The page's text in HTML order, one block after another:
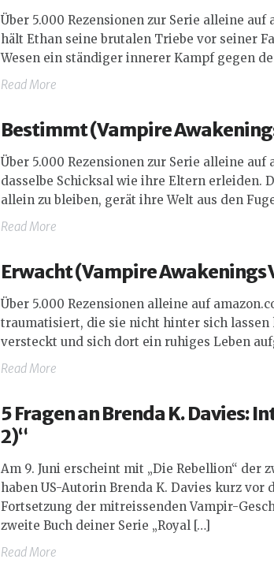
Über 5.000 Rezensionen zur Serie alleine
hält Ethan seine brutalen Triebe vor seiner
Wesen ein ständiger innerer Kampf gegen
Read More
Bestimmt (Vampire
Über 5.000 Rezensionen zur Serie alleine
dasselbe Schicksal wie ihre Eltern erleiden.
allein zu bleiben, gerät ihre Welt aus den
Read More
Erwacht (Vampire Awakenings
Über 5.000 Rezensionen alleine auf
traumatisiert, die sie nicht hinter sich lassen
versteckt und sich dort ein ruhiges Leben
Read More
5 Fragen an Brenda K. Davies:
2)“
Am 9. Juni erscheint mit „Die Rebellion“ der
haben US-Autorin Brenda K. Davies kurz
Fortsetzung der mitreissenden Vampir-
zweite Buch deiner Serie „Royal […]
Read More